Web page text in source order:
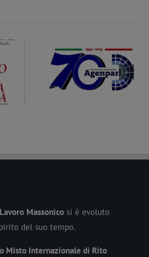
a Palermo.
intervista il
Pàntano
La libertà ritrovata, ma
da proteggere. Julian
Assange in una
fotografia con la
Lavoro Massonico si è evoluto
del suo tempo.
Misto Internazionale di Rito